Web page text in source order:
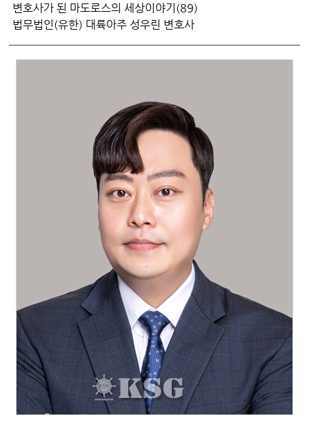
변호사가 된 마도로스의 세상이야기(89)
법무법인(유한) 대륙아주 성우린 변호사